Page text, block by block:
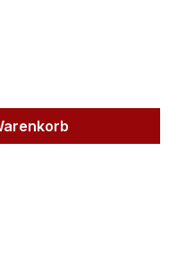
Wert